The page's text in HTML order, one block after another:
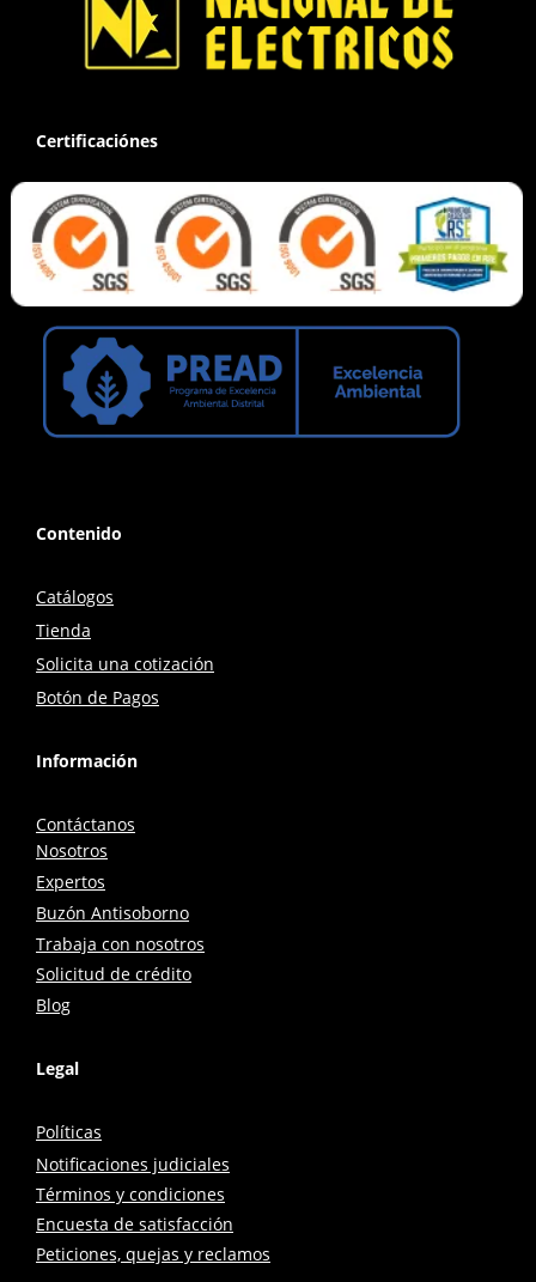
Certificaciónes
Contenido
Catálogos
Tienda
Solicita una cotización
Botón de Pagos
Información
Contáctanos
Nosotros
Expertos
Buzón Antisoborno
Trabaja con nosotros
Solicitud de crédito
Blog
Legal
Políticas
Notificaciones judiciales
Términos y condiciones
Encuesta de satisfacción
Peticiones, quejas y reclamos